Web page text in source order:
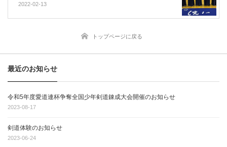
2022-02-13
トップページに戻る
最近のお知らせ
令和5年度愛道連杯争奪全国少年剣道錬成大会開催のお知らせ
2023-08-17
剣道体験のお知らせ
2023-06-24